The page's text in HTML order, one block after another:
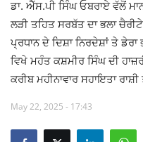
About Us
How to Reach Malout
ਡਾ. ਐੱਸ.ਪੀ ਸਿੰਘ ਓਬਰਾਏ ਵੱਲੋਂ
ਲੜੀ ਤਹਿਤ ਸਰਬੱਤ ਦਾ ਭਲਾ
ਪ੍ਰਧਾਨ ਦੇ ਦਿਸ਼ਾ ਨਿਰਦੇਸ਼ਾਂ ਤੇ
ਵਿਖੇ ਮਹੰਤ ਕਸ਼ਮੀਰ ਸਿੰਘ ਦੀ
ਕਰੀਬ ਮਹੀਨਾਵਾਰ ਸਹਾਇਤਾ
May 22, 2025 - 17:43